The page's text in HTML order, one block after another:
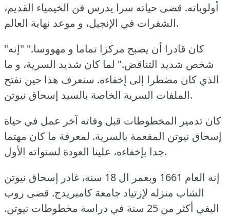
أولوياته. قضى حياته سرا يدرس فن الخيمياء القديم،
الشفرات في الإنجيل، و موعد نهاية العالم.
"كان قادرا أن يصبح مركزا تماما و مهووسا." "إنه
شخص شديد التناقض." لما كان شديد السرية، و ما
الذي كان مضطرا إلى إخفاءه. سنعرف هذا حين نفتح
الملفات السرية الخاصة بالسيد إسحاق نيوتن.
كان تدمير المخطوطات قبل وفاته آخر عمل في حياة
إسحاق نيوتن المفعمة بالسرية. لمعرفة ما كان مهتما
جدا بإخفاءه، علينا العودة لسنواته الأول.
إنه العام 1661 وبعمر ال 18 سنة، غادر إسحاق نيوتن
الشاب منزله لإرتياد جامعة كامبريدج. قضى روب
اليفي أكثر من 25 سنة في دراسة مخطوطات نيوتن.